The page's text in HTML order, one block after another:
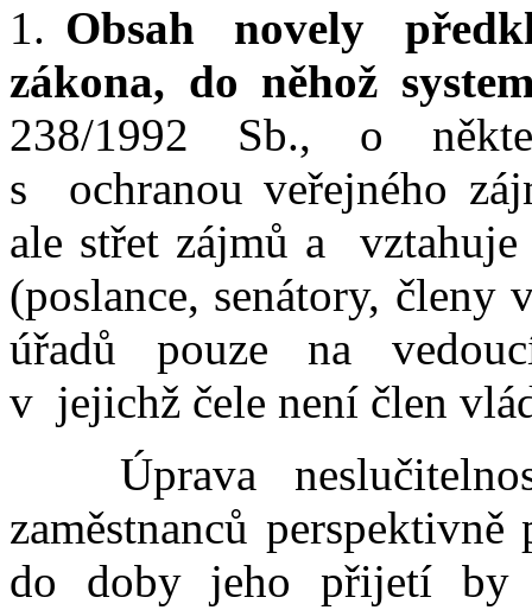
1. Obsah novely
zákona, do něhož
238/1992 Sb., o
s ochranou veřejného
ale střet zájmů a vztahuje
(poslance, senátory, členy
úřadů pouze na
v jejichž čele není člen
Úprava
zaměstnanců
do doby jeho přijetí by